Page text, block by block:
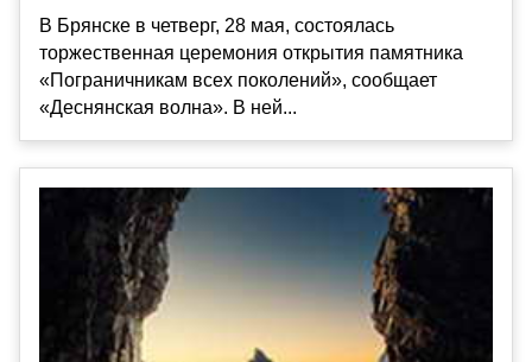
В Брянске в четверг, 28 мая, состоялась
торжественная церемония открытия памятника
«Пограничникам всех поколений», сообщает
«Деснянская волна». В ней...